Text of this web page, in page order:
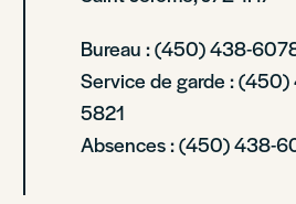
Bureau : (450) 438-
Service de garde :
5821
Absences : (450) 438-